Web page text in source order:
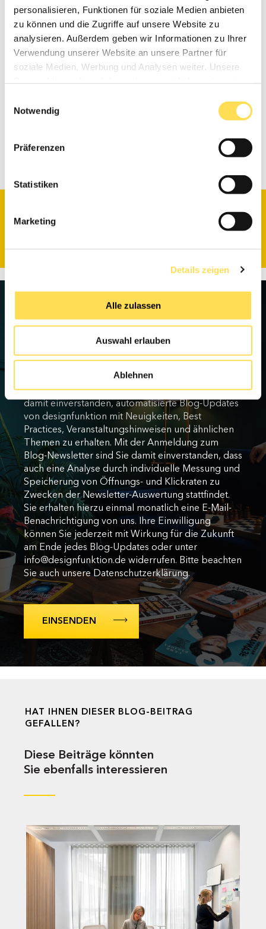
personalisieren, Funktionen für soziale Medien anbieten
zu können und die Zugriffe auf unsere Website zu
analysieren. Außerdem geben wir Informationen zu Ihrer
Verwendung unserer Website an unsere Partner für
soziale Medien, Werbung und Analysen weiter. Unsere
haben oder die sie im Rahmen Ihrer Nutzung der Dienste
Notwendig
Präferenzen
Statistiken
Marketing
Details zeigen
Alle zulassen
Auswahl erlauben
Ablehnen
Wie nutze ich meine Bürofläche effizient?
Wie wird mein Unternehmen im Büroerlebbar?
Holen Sie sich mit den New Office Guides
kostenfreidie wichtigsten Grundlagen für Ihre
Mit einem Klick auf “Einsenden” erklären Sie sich
damit einverstanden, automatisierte Blog-Updates
von designfunktion mit Neuigkeiten, Best
Practices, Veranstaltungshinweisen und ähnlichen
Themen zu erhalten. Mit der Anmeldung zum
Blog-Newsletter sind Sie damit einverstanden, dass
auch eine Analyse durch individuelle Messung und
Speicherung von Öffnungs- und Klickraten zu
Zwecken der Newsletter-Auswertung stattfindet.
Sie erhalten hierzu einmal monatlich eine E-Mail-
Benachrichtigung von uns. Ihre Einwilligung
können Sie jederzeit mit Wirkung für die Zukunft
am Ende jedes Blog-Updates oder unter
info@designfunktion.de widerrufen. Bitte beachten
Sie auch unsere Datenschutzerklärung.
HAT IHNEN DIESER BLOG-BEITRAG
GEFALLEN?
Diese Beiträge könnten
Sie ebenfalls interessieren